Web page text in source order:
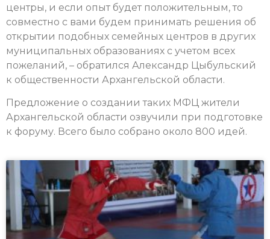
центры, и если опыт будет положительным, то
совместно с вами будем принимать решения об
открытии подобных семейных центров в других
муниципальных образованиях с учетом всех
пожеланий, – обратился Александр Цыбульский
к общественности Архангельской области.
Предложение о создании таких МФЦ жители
Архангельской области озвучили при подготовке
к форуму. Всего было собрано около 800 идей.